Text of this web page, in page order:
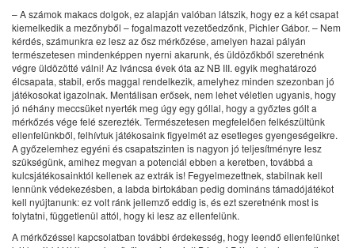
– A számok makacs dolgok, ez alapján valóban látszik, hogy ez a két csapat
kiemelkedik a mezőnyből – fogalmazott vezetőedzőnk, Pichler Gábor. – Nem
kérdés, számunkra ez lesz az ősz mérkőzése, amelyen hazai pályán
természetesen mindenképpen nyerni akarunk, és üldözőkből szeretnénk
végre üldözötté válni! Az Iváncsa évek óta az NB III. egyik meghatározó
élcsapata, stabil, erős maggal rendelkezik, amelyhez minden szezonban jó
játékosokat igazolnak. Mentálisan erősek, nem lehet véletlen ugyanis, hogy
jó néhány meccsüket nyerték meg úgy egy góllal, hogy a győztes gólt a
mérkőzés vége felé szerezték. Természetesen megfelelően felkészültünk
ellenfelünkből, felhívtuk játékosaink figyelmét az esetleges gyengeségeikre.
A győzelemhez egyéni és csapatszinten is nagyon jó teljesítményre lesz
szükségünk, amihez megvan a potenciál ebben a keretben, továbbá a
kulcsjátékosainktól kellenek az extrák is! Fegyelmezettnek, stabilnak kell
lennünk védekezésben, a labda birtokában pedig domináns támadójátékot
kell nyújtanunk: ez volt ránk jellemző eddig is, és ezt szeretnénk most is
folytatni, függetlenül attól, hogy ki lesz az ellenfelünk.
A mérkőzéssel kapcsolatban további érdekesség, hogy leendő ellenfelünket